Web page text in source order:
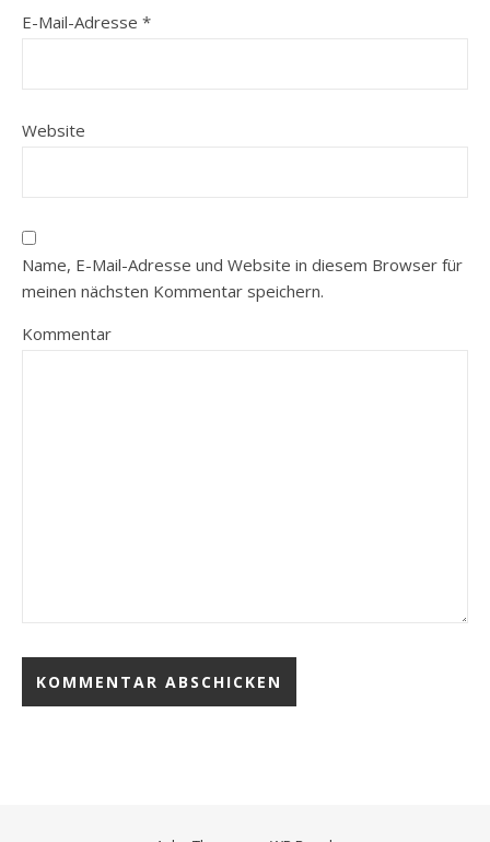
E-Mail-Adresse *
Website
Name, E-Mail-Adresse und Website in diesem Browser für
meinen nächsten Kommentar speichern.
Kommentar